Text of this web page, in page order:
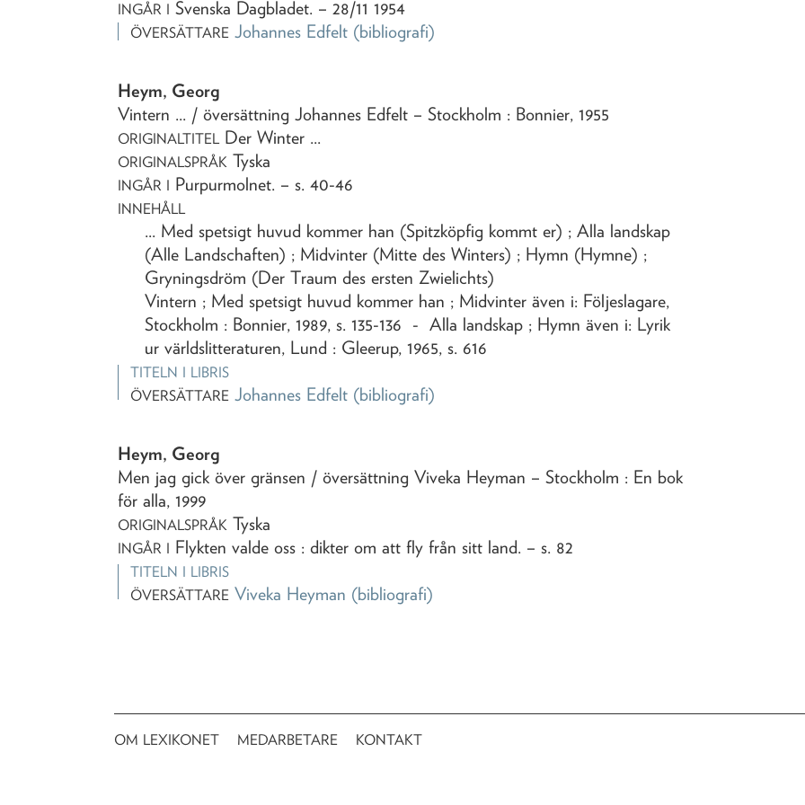
INGÅR I Svenska Dagbladet. – 28/11 1954
ÖVERSÄTTARE Johannes Edfelt (bibliografi)
Heym, Georg
Vintern ... / översättning Johannes Edfelt – Stockholm : Bonnier,1955
ORIGINALTITEL Der Winter ...
ORIGINALSPRÅK Tyska
INGÅR I Purpurmolnet. – s. 40-46
INNEHÅLL
... Med spetsigt huvud kommer han (Spitzköpfig kommt er) ; Alla landskap
(Alle Landschaften) ; Midvinter (Mitte des Winters) ; Hymn (Hymne) ;
Gryningsdröm (Der Traum des ersten Zwielichts)
Vintern ; Med spetsigt huvud kommer han ; Midvinter även i: Följeslagare,
Stockholm : Bonnier, 1989, s. 135-136 - Alla landskap ; Hymn även i: Lyrik
ur världslitteraturen, Lund : Gleerup, 1965, s. 616
TITELN I LIBRIS
ÖVERSÄTTARE Johannes Edfelt (bibliografi)
Heym, Georg
Men jag gick över gränsen / översättning Viveka Heyman – Stockholm : En bok
för alla,1999
ORIGINALSPRÅK Tyska
INGÅR I Flykten valde oss : dikter om att fly från sitt land. – s. 82
TITELN I LIBRIS
ÖVERSÄTTARE Viveka Heyman (bibliografi)
OM LEXIKONET MEDARBETARE KONTAKT